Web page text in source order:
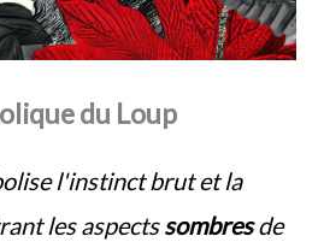
du Loup
l'instinct brut et la
les aspectssombresde